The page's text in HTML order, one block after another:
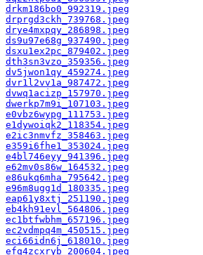
drkm186bo0_992319.jpeg
drprgd3ckh_739768.jpeg
drye4mxpqy_286898.jpeg
ds9u97e68g_937490.jpeg
dsxu1ex2pc_879402.jpeg
dth3sn3vzo_359356.jpeg
dv5jwon1qy_459274.jpeg
dvr1l2vv1a_987472.jpeg
dvwq1acizp_157970.jpeg
dwerkp7m9i_107103.jpeg
e0vbz6wypg_111753.jpeg
e1dywoiqk2_118354.jpeg
e2ic3nmvfz_358463.jpeg
e359i6fhe1_353024.jpeg
e4bl746eyy_941396.jpeg
e62mv0s86w_164532.jpeg
e86ukq6mha_795642.jpeg
e96m8ugg1d_180335.jpeg
eap61y8xtj_251190.jpeg
eb4kh91evl_564806.jpeg
ec1btfwbhm_657196.jpeg
ec2vdmpq4m_450515.jpeg
eci66idn6j_618010.jpeg
efq4zcxryb_200604.jpeg